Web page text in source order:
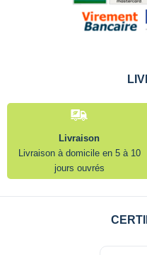
Livraison
Livraison à domicile en 5 à 10
jours ouvrés